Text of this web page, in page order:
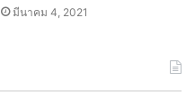
มีนาคม 4, 2021